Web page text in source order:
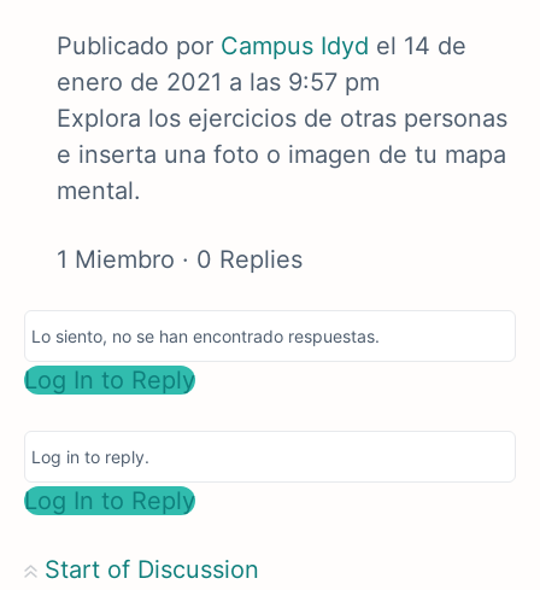
Publicado por Campus Idyd el 14 de
enero de 2021 a las 9:57 pm
Explora los ejercicios de otras personas
e inserta una foto o imagen de tu mapa
mental.
1 Miembro · 0 Replies
Lo siento, no se han encontrado respuestas.
Log In to Reply
Log in to reply.
Log In to Reply
Start of Discussion